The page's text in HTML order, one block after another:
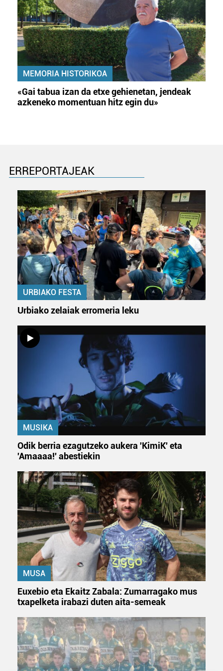
MEMORIA HISTORIKOA
«Gai tabua izan da etxe gehienetan, jendeak
azkeneko momentuan hitz egin du»
ERREPORTAJEAK
URBIAKO FESTA
Urbiako zelaiak erromeria leku
MUSIKA
Odik berria ezagutzeko aukera 'KimiK' eta
'Amaaaa!' abestiekin
MUSA
Euxebio eta Ekaitz Zabala: Zumarragako mus
txapelketa irabazi duten aita-semeak